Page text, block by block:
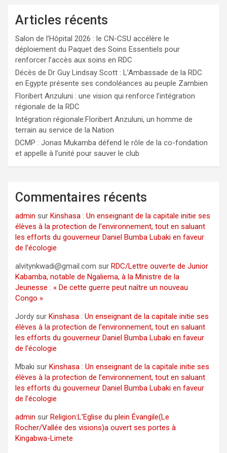
Articles récents
Salon de l’Hôpital 2026 : le CN-CSU accélère le
déploiement du Paquet des Soins Essentiels pour
renforcer l’accès aux soins en RDC
Décès de Dr Guy Lindsay Scott : L’Ambassade de la RDC
en Egypte présente ses condoléances au peuple Zambien
Floribert Anzuluni : une vision qui renforce l’intégration
régionale de la RDC
Intégration régionale:Floribert Anzuluni, un homme de
terrain au service de la Nation
DCMP : Jonas Mukamba défend le rôle de la co-fondation
et appelle à l’unité pour sauver le club
Commentaires récents
admin sur Kinshasa : Un enseignant de la capitale initie ses
élèves à la protection de l’environnement, tout en saluant
les efforts du gouverneur Daniel Bumba Lubaki en faveur
de l’écologie
alvitynkwadi@gmail.com sur RDC/Lettre ouverte de Junior
Kabamba, notable de Ngaliema, à la Ministre de la
Jeunesse : « De cette guerre peut naître un nouveau
Congo »
Jordy sur Kinshasa : Un enseignant de la capitale initie ses
élèves à la protection de l’environnement, tout en saluant
les efforts du gouverneur Daniel Bumba Lubaki en faveur
de l’écologie
Mbaki sur Kinshasa : Un enseignant de la capitale initie ses
élèves à la protection de l’environnement, tout en saluant
les efforts du gouverneur Daniel Bumba Lubaki en faveur
de l’écologie
admin sur Religion:L’Eglise du plein Évangile(Le
Rocher/Vallée des visions)a ouvert ses portes à
Kingabwa-Limete